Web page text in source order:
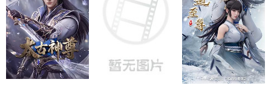
第01集